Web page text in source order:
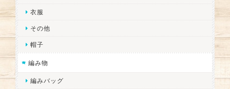
衣服
その他
帽子
編み物
編みバッグ